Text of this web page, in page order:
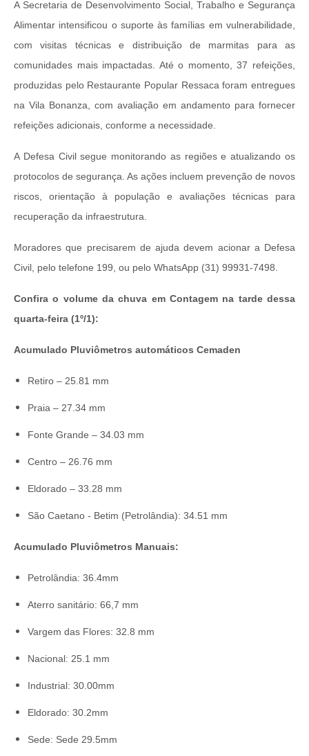
A Secretaria de Desenvolvimento Social, Trabalho e Segurança
Alimentar intensificou o suporte às famílias em vulnerabilidade,
com visitas técnicas e distribuição de marmitas para as
comunidades mais impactadas. Até o momento, 37 refeições,
produzidas pelo Restaurante Popular Ressaca foram entregues
na Vila Bonanza, com avaliação em andamento para fornecer
refeições adicionais, conforme a necessidade.
A Defesa Civil segue monitorando as regiões e atualizando os
protocolos de segurança. As ações incluem prevenção de novos
riscos, orientação à população e avaliações técnicas para
recuperação da infraestrutura.
Moradores que precisarem de ajuda devem acionar a Defesa
Civil, pelo telefone 199, ou pelo WhatsApp (31) 99931-7498.
Confira o volume da chuva em Contagem na tarde dessa
quarta-feira (1º/1):
Acumulado Pluviômetros automáticos Cemaden
Retiro – 25.81 mm
Praia – 27.34 mm
Fonte Grande – 34.03 mm
Centro – 26.76 mm
Eldorado – 33.28 mm
São Caetano - Betim (Petrolândia): 34.51 mm
Acumulado Pluviômetros Manuais:
Petrolândia: 36.4mm
Aterro sanitário: 66,7 mm
Vargem das Flores: 32.8 mm
Nacional: 25.1 mm
Industrial: 30.00mm
Eldorado: 30.2mm
Sede: Sede 29.5mm